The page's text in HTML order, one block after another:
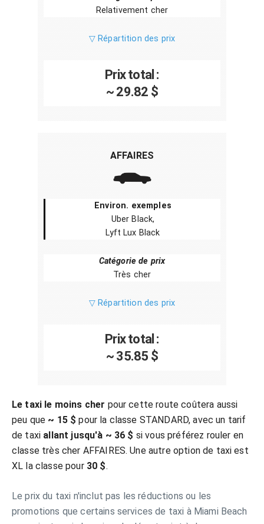
Relativement cher
▽ Répartition des prix
Prix total :
~ 29.82 $
AFFAIRES
Environ. exemples
Uber Black,
Lyft Lux Black
Catégorie de prix
Très cher
▽ Répartition des prix
Prix total :
~ 35.85 $
Le taxi le moins cher pour cette route coûtera aussi
peu que ~ 15 $ pour la classe STANDARD, avec un tarif
de taxi allant jusqu'à ~ 36 $ si vous préférez rouler en
classe très cher AFFAIRES. Une autre option de taxi est
XL la classe pour 30 $.
Le prix du taxi n'inclut pas les réductions ou les
promotions que certains services de taxi à Miami Beach